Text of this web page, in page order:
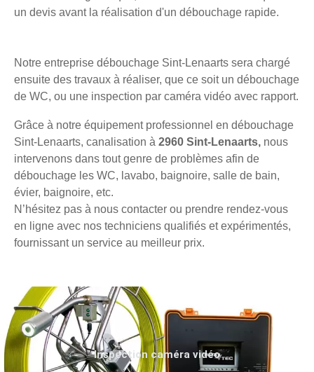
un devis avant la réalisation d'un débouchage rapide.
Notre entreprise débouchage Sint-Lenaarts sera chargé
ensuite des travaux à réaliser, que ce soit un débouchage
de WC, ou une inspection par caméra vidéo avec rapport.
Grâce à notre équipement professionnel en débouchage
Sint-Lenaarts, canalisation à 2960 Sint-Lenaarts, nous
intervenons dans tout genre de problèmes afin de
débouchage les WC, lavabo, baignoire, salle de bain,
évier, baignoire, etc.
N’hésitez pas à nous contacter ou prendre rendez-vous
en ligne avec nos techniciens qualifiés et expérimentés,
fournissant un service au meilleur prix.
Inspection caméra vidéo